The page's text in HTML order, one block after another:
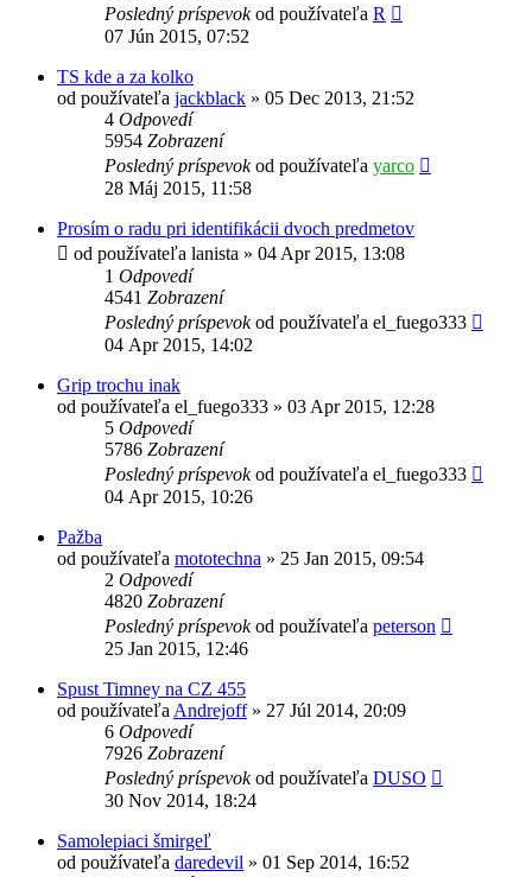
Posledný príspevokod používateľa R
07 Jún 2015, 07:52
TS kde a za kolko
od používateľa jackblack » 05 Dec 2013, 21:52
4 Odpovedí
5954 Zobrazení
Posledný príspevokod používateľa yarco
28 Máj 2015, 11:58
Prosím o radu pri identifikácii dvoch predmetov
od používateľa lanista » 04 Apr 2015, 13:08
1 Odpovedí
4541 Zobrazení
Posledný príspevokod používateľa el_fuego333
04 Apr 2015, 14:02
Grip trochu inak
od používateľa el_fuego333 » 03 Apr 2015, 12:28
5 Odpovedí
5786 Zobrazení
Posledný príspevokod používateľa el_fuego333
04 Apr 2015, 10:26
Pažba
od používateľa mototechna » 25 Jan 2015, 09:54
2 Odpovedí
4820 Zobrazení
Posledný príspevokod používateľa peterson
25 Jan 2015, 12:46
Spust Timney na CZ 455
od používateľa Andrejoff» 27 Júl 2014, 20:09
6 Odpovedí
7926 Zobrazení
Posledný príspevokod používateľa DUSO
30 Nov 2014, 18:24
Samolepiaci šmirgeľ
od používateľa daredevil » 01 Sep 2014, 16:52